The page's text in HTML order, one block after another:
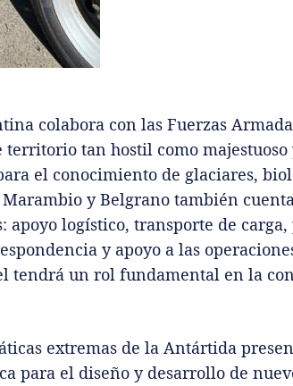
colabora con las Fuerzas
territorio tan hostil como
el conocimiento de glaciares,
y Belgrano también
apoyo logístico, transporte de
y apoyo a las
tendrá un rol fundamental en la
extremas de la Antártida
para el diseño y desarrollo de